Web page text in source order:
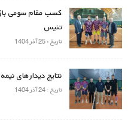
کسب مقام سومی
تنیس
تاریخ : 25 آذر 1404
نتایج دیدارهای
تاریخ : 24 آذر 1404